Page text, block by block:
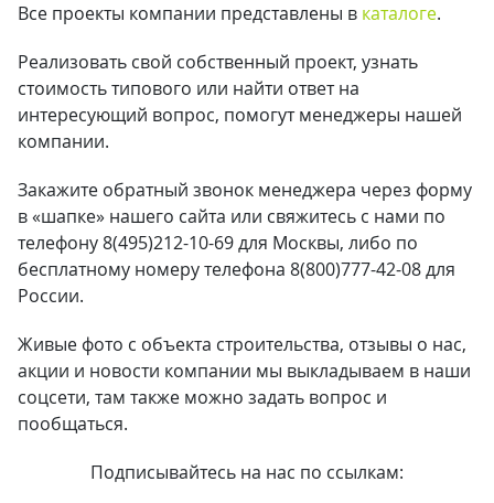
Все проекты компании представлены в каталоге.
Реализовать свой собственный проект, узнать
стоимость типового или найти ответ на
интересующий вопрос, помогут менеджеры нашей
компании.
Закажите обратный звонок менеджера через форму
в «шапке» нашего сайта или свяжитесь с нами по
телефону 8(495)212-10-69 для Москвы, либо по
бесплатному номеру телефона 8(800)777-42-08 для
России.
Живые фото с объекта строительства, отзывы о нас,
акции и новости компании мы выкладываем в наши
соцсети, там также можно задать вопрос и
пообщаться.
Подписывайтесь на нас по ссылкам: